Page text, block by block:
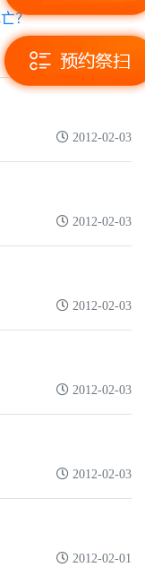
？
2012-02-03
2012-02-03
2012-02-03
2012-02-03
2012-02-03
2012-02-03
2012-02-01